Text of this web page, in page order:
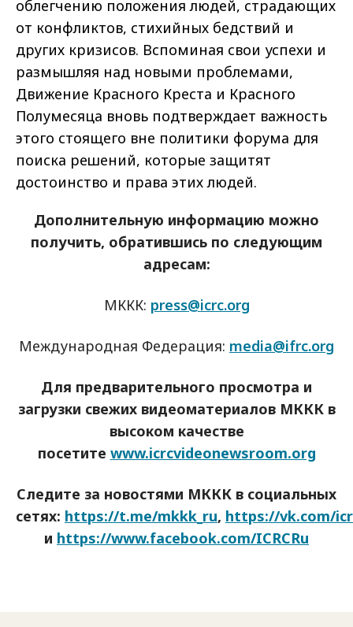
облегчению положения людей, страдающих
от конфликтов, стихийных бедствий и
других кризисов. Вспоминая свои успехи и
размышляя над новыми проблемами,
Движение Красного Креста и Красного
Полумесяца вновь подтверждает важность
этого стоящего вне политики форума для
поиска решений, которые защитят
достоинство и права этих людей.
Дополнительную информацию можно
получить, обратившись по следующим
адресам:
МККК: press@icrc.org
Международная Федерация: media@ifrc.org
Для предварительного просмотра и
загрузки свежих видеоматериалов МККК в
высоком качестве
посетите www.icrcvideonewsroom.org
Следите за новостями МККК в социальных
сетях: https://t.me/mkkk_ru, https://vk.com/
и https://www.facebook.com/ICRCRu